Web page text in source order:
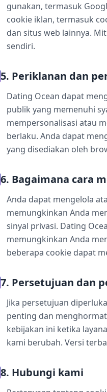
gunakan, termasuk
cookie iklan, termasuk
dan situs web lainnya.
sendiri.
5. Periklanan dan
Dating Ocean dapat
publik yang memenuhi
mempersonalisasi atau
berlaku. Anda dapat
yang disediakan oleh
6. Bagaimana cara
Anda dapat mengelola
memungkinkan Anda
sinyal privasi. Dating
memungkinkan Anda
beberapa cookie dapat
7. Persetujuan dan
Jika persetujuan
penting dan
kebijakan ini ketika
kami berubah. Versi
8. Hubungi kami